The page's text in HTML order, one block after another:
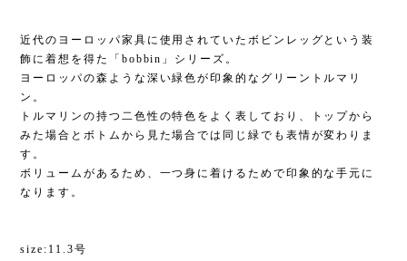
近代のヨーロッパ家具に使用されていたボビンレッグという装
飾に着想を得た「bobbin」シリーズ。
ヨーロッパの森ような深い緑色が印象的なグリーントルマリ
ン。
トルマリンの持つ二色性の特色をよく表しており、トップから
みた場合とボトムから見た場合では同じ緑でも表情が変わりま
す。
ボリュームがあるため、一つ身に着けるためで印象的な手元に
なります。
size:11.3号